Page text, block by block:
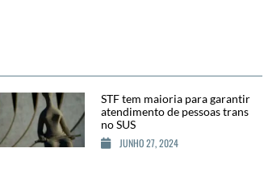
STF tem maioria para garantir
atendimento de pessoas trans
no SUS
JUNHO 27, 2024